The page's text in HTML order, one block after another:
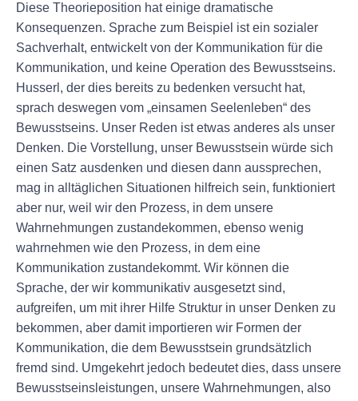
Diese Theorieposition hat einige dramatische
Konsequenzen. Sprache zum Beispiel ist ein sozialer
Sachverhalt, entwickelt von der Kommunikation für die
Kommunikation, und keine Operation des Bewusstseins.
Husserl, der dies bereits zu bedenken versucht hat,
sprach deswegen vom „einsamen Seelenleben“ des
Bewusstseins. Unser Reden ist etwas anderes als unser
Denken. Die Vorstellung, unser Bewusstsein würde sich
einen Satz ausdenken und diesen dann aussprechen,
mag in alltäglichen Situationen hilfreich sein, funktioniert
aber nur, weil wir den Prozess, in dem unsere
Wahrnehmungen zustandekommen, ebenso wenig
wahrnehmen wie den Prozess, in dem eine
Kommunikation zustandekommt. Wir können die
Sprache, der wir kommunikativ ausgesetzt sind,
aufgreifen, um mit ihrer Hilfe Struktur in unser Denken zu
bekommen, aber damit importieren wir Formen der
Kommunikation, die dem Bewusstsein grundsätzlich
fremd sind. Umgekehrt jedoch bedeutet dies, dass unsere
Bewusstseinsleistungen, unsere Wahrnehmungen, also